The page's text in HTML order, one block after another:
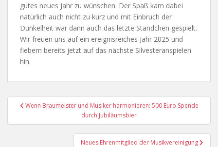
gutes neues Jahr zu wünschen. Der Spaß kam dabei
natürlich auch nicht zu kurz und mit Einbruch der
Dunkelheit war dann auch das letzte Ständchen gespielt.
Wir freuen uns auf ein ereignisreiches Jahr 2025 und
fiebern bereits jetzt auf das nächste Silvesteranspielen
hin.
Beitragsnavigation
Wenn Braumeister und Musiker harmonieren: 500 Euro Spende
durch Jubiläumsbier
Neues Ehrenmitglied der Musikvereinigung